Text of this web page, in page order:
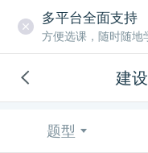
多平台全面支持
方便选课，随时随地
建
题型